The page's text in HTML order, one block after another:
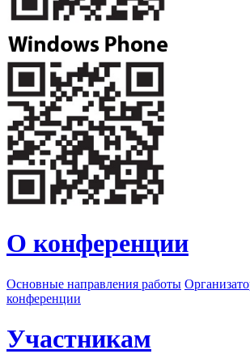
О конференции
Основные направления работы
конференции
Участникам